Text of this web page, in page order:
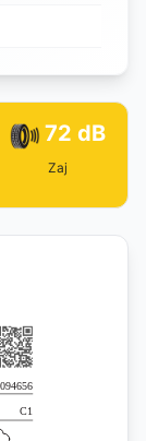
72 dB
Zaj